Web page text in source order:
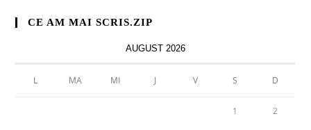
CE AM MAI SCRIS.ZIP
AUGUST 2026
L MA MI J V S D
1 2